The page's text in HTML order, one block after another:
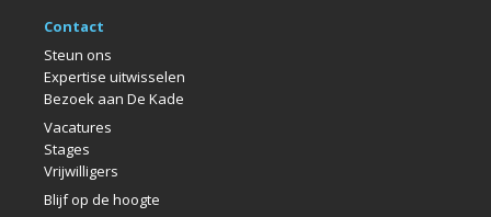
Contact
Steun ons
Expertise uitwisselen
Bezoek aan De Kade
Vacatures
Stages
Vrijwilligers
Blijf op de hoogte